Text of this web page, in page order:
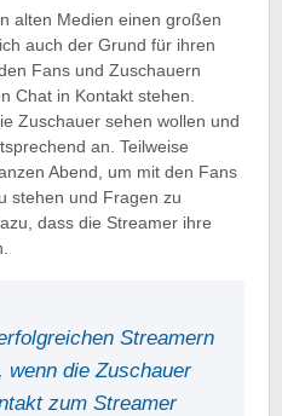
alten Medien einen großen
auch der Grund für ihren
Fans und Zuschauern
Chat in Kontakt stehen.
Zuschauer sehen wollen und
an. Teilweise
Abend, um mit den Fans
stehen und Fragen zu
dass die Streamer ihre
Streamern
wenn die Zuschauer
zum Streamer